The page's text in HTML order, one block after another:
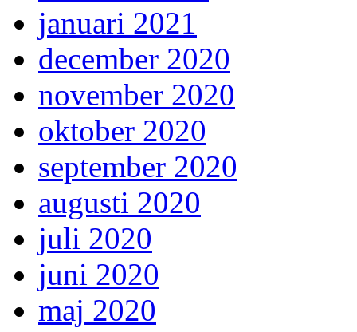
januari 2021
december 2020
november 2020
oktober 2020
september 2020
augusti 2020
juli 2020
juni 2020
maj 2020